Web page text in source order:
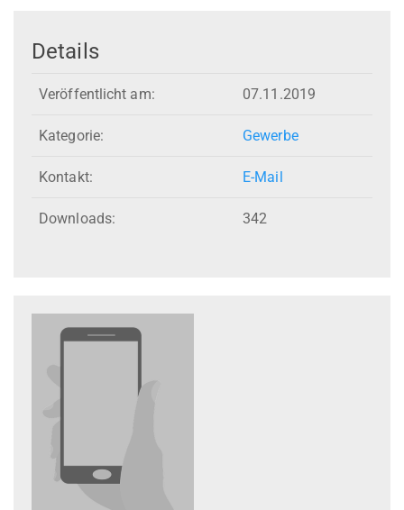
Details
Veröffentlicht am: 07.11.2019
Kategorie: Gewerbe
Kontakt: E-Mail
Downloads: 342